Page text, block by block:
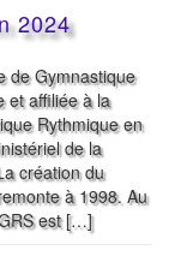
2024
de Gymnastique
et affiliée à la
Rythmique en
de la
création du
à 1998. Au
est […]